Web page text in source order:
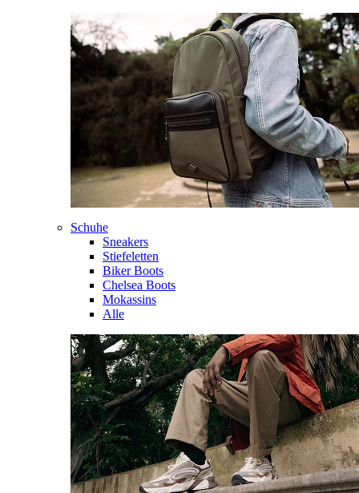
Schuhe
Sneakers
Stiefeletten
Biker Boots
Chelsea Boots
Mokassins
Alle